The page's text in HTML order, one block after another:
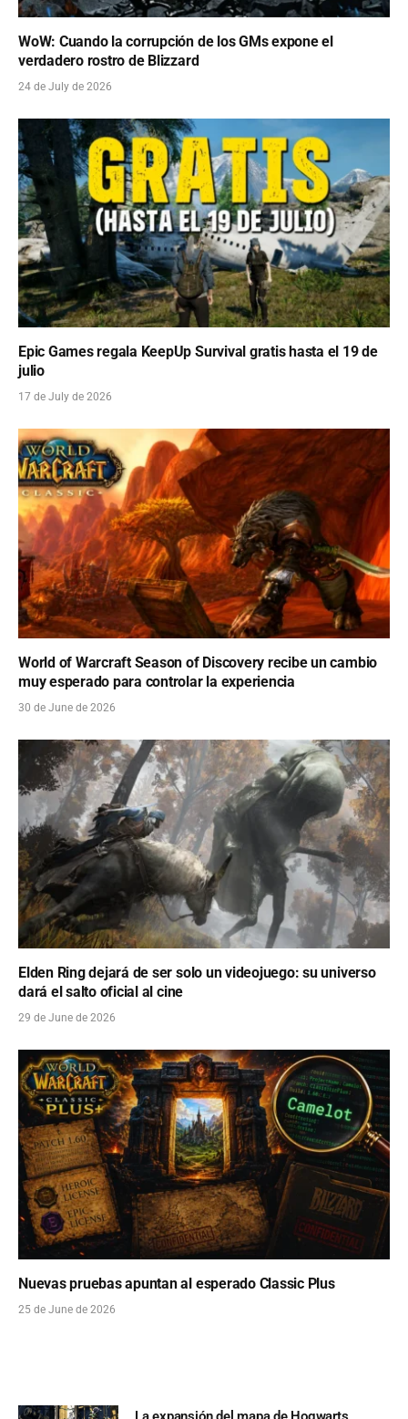
WoW: Cuando la corrupción de los GMs expone el
verdadero rostro de Blizzard
24 de July de 2026
Epic Games regala KeepUp Survival gratis hasta el 19 de
julio
17 de July de 2026
World of Warcraft Season of Discovery recibe un cambio
muy esperado para controlar la experiencia
30 de June de 2026
Elden Ring dejará de ser solo un videojuego: su universo
dará el salto oficial al cine
29 de June de 2026
Nuevas pruebas apuntan al esperado Classic Plus
25 de June de 2026